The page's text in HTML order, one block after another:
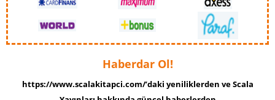
Haberdar Ol!
https://www.scalakitapci.com/’daki yeniliklerden ve Scala